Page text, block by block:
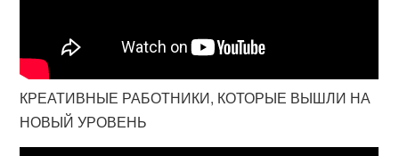
КРЕАТИВНЫЕ РАБОТНИКИ, КОТОРЫЕ ВЫШЛИ НА
НОВЫЙ УРОВЕНЬ